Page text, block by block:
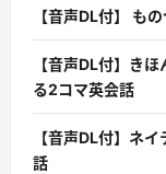
【音声DL付】 も
【音声DL付】き
る2コマ英会話
【音声DL付】ネ
話